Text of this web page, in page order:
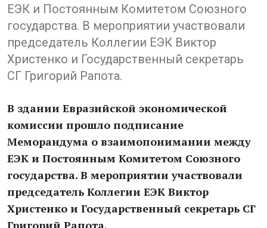
ЕЭК и Постоянным Комитетом Союзного
государства. В мероприятии участвовали
председатель Коллегии ЕЭК Виктор
Христенко и Государственный секретарь
СГ Григорий Рапота.
В здании Евразийской экономической
комиссии прошло подписание
Меморандума о взаимопонимании между
ЕЭК и Постоянным Комитетом Союзного
государства. В мероприятии участвовали
председатель Коллегии ЕЭК Виктор
Христенко и Государственный секретарь СГ
Григорий Рапота.